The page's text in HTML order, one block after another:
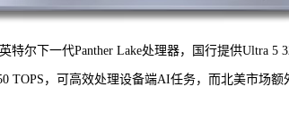
特尔下一代Panther Lake处理器，国行提供Ultra 5
TOPS，可高效处理设备端AI任务，而北美市场